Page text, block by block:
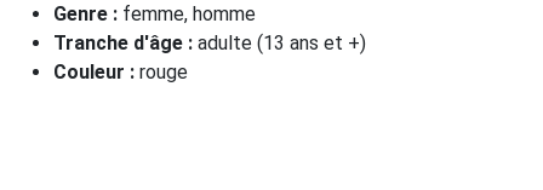
Genre : femme, homme
Tranche d'âge : adulte (13 ans et +)
Couleur : rouge